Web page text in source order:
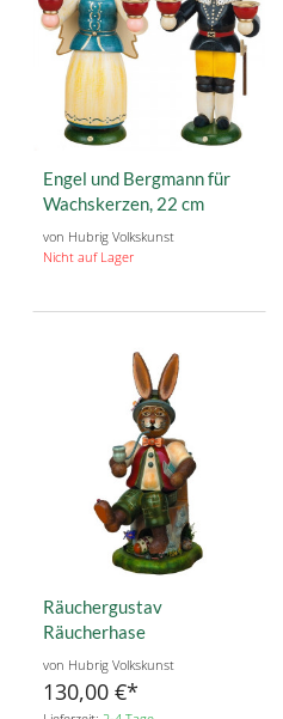
Engel und Bergmann für
Wachskerzen, 22 cm
von Hubrig Volkskunst
Nicht auf Lager
Räuchergustav
Räucherhase
von Hubrig Volkskunst
130,00 €